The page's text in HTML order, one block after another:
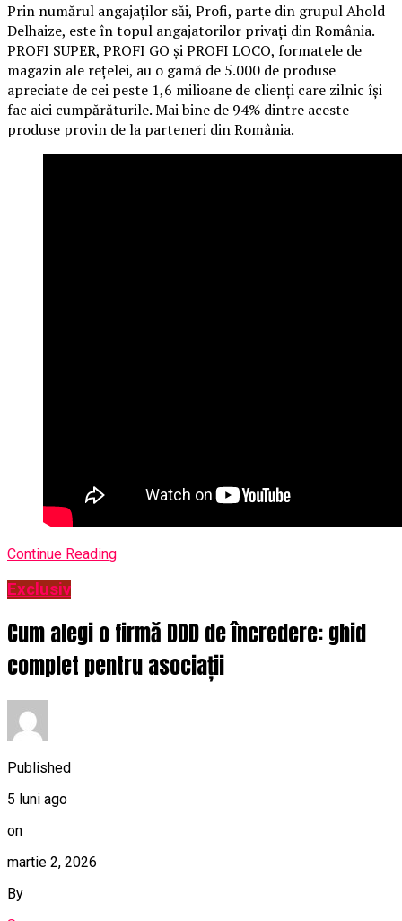
Prin numărul angajaților săi, Profi, parte din grupul Ahold
Delhaize, este în topul angajatorilor privați din România.
PROFI SUPER, PROFI GO și PROFI LOCO, formatele de
magazin ale rețelei, au o gamă de 5.000 de produse
apreciate de cei peste 1,6 milioane de clienți care zilnic își
fac aici cumpărăturile. Mai bine de 94% dintre aceste
produse provin de la parteneri din România.
Continue Reading
Exclusiv
Cum alegi o firmă DDD de încredere: ghid
complet pentru asociații
Published
5 luni ago
on
martie 2, 2026
By